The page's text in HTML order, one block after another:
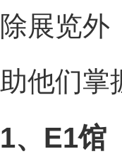
除展览外
助他们掌
1、E1馆